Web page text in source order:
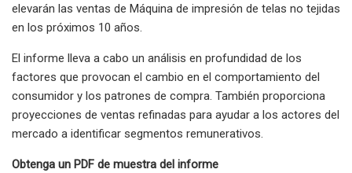
elevarán las ventas de Máquina de impresión de telas no tejidas
en los próximos 10 años.
El informe lleva a cabo un análisis en profundidad de los
factores que provocan el cambio en el comportamiento del
consumidor y los patrones de compra. También proporciona
proyecciones de ventas refinadas para ayudar a los actores del
mercado a identificar segmentos remunerativos.
Obtenga un PDF de muestra del informe